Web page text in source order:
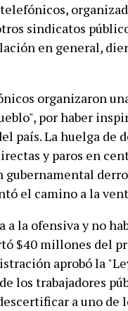
telefónicos,
sindicatos
en general,
organizaron
por haber
país. La huelga de
y paros en
el camino a la
a la ofensiva y no
$40 millones del
aprobó la
los trabajadores
a uno de